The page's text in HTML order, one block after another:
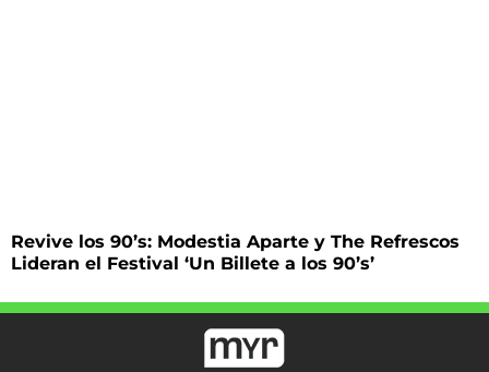
Revive los 90’s: Modestia Aparte y The Refrescos
Lideran el Festival ‘Un Billete a los 90’s’